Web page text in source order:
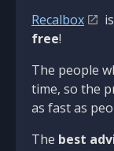
Recalbox
free!
The people
time, so the
as fast as
The best